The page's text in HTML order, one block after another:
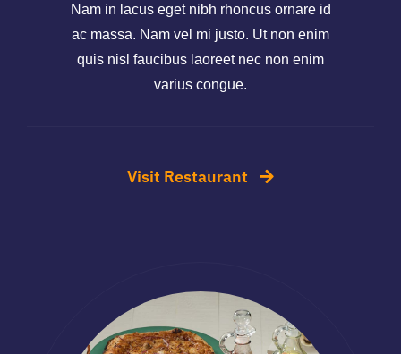
Nam in lacus eget nibh rhoncus ornare id
ac massa. Nam vel mi justo. Ut non enim
quis nisl faucibus laoreet nec non enim
varius congue.
Visit Restaurant